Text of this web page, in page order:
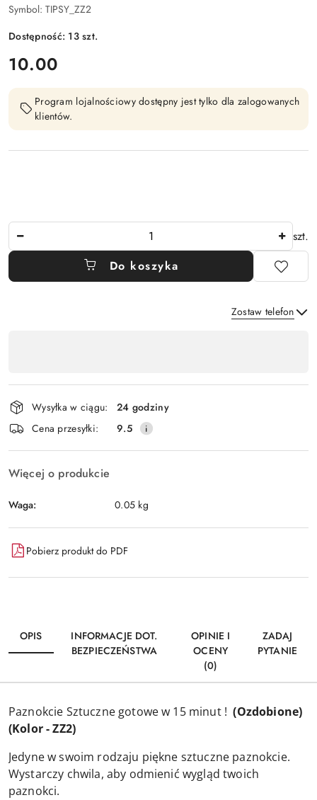
Symbol: TIPSY_ZZ2
Dostępność: 13szt.
cena:
10.00
Program lojalnościowy dostępny jest tylko dla zalogowanych
klientów.
szt.
Do koszyka
Zostaw telefon
płatność
i
dostawa
Wysyłka w ciągu:
24 godziny
Cena przesyłki:
9.5
Więcej o produkcie
Waga: 0.05 kg
Pobierz produkt do PDF
OPIS
INFORMACJE DOT.
BEZPIECZEŃSTWA
OPINIE I
OCENY
(0)
ZADAJ
PYTANIE
Paznokcie Sztuczne gotowe w 15 minut ! (Ozdobione)
(Kolor - ZZ2)
Jedyne w swoim rodzaju piękne sztuczne paznokcie.
Wystarczy chwila, aby odmienić wygląd twoich
paznokci.